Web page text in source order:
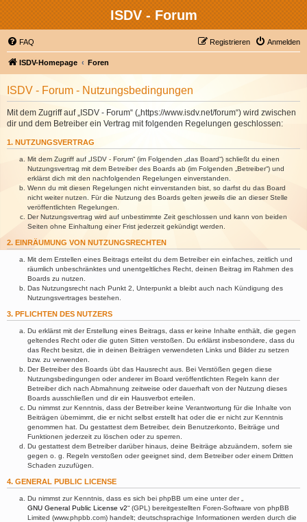
ISDV - Forum
FAQ Anmelden
Registrieren
ISDV-Homepage Foren
ISDV - Forum - Nutzungsbedingungen
Mit dem Zugriff auf „ISDV - Forum“ („https://www.isdv.net/forum“) wird zwischen
dir und dem Betreiber ein Vertrag mit folgenden Regelungen geschlossen:
1. NUTZUNGSVERTRAG
Mit dem Zugriff auf „ISDV - Forum“ (im Folgenden „das Board“) schließt du einen
Nutzungsvertrag mit dem Betreiber des Boards ab (im Folgenden „Betreiber“) und
erklärst dich mit den nachfolgenden Regelungen einverstanden.
Wenn du mit diesen Regelungen nicht einverstanden bist, so darfst du das Board
nicht weiter nutzen. Für die Nutzung des Boards gelten jeweils die an dieser Stelle
veröffentlichten Regelungen.
Der Nutzungsvertrag wird auf unbestimmte Zeit geschlossen und kann von beiden
Seiten ohne Einhaltung einer Frist jederzeit gekündigt werden.
2. EINRÄUMUNG VON NUTZUNGSRECHTEN
Mit dem Erstellen eines Beitrags erteilst du dem Betreiber ein einfaches, zeitlich und
räumlich unbeschränktes und unentgeltliches Recht, deinen Beitrag im Rahmen des
Boards zu nutzen.
Das Nutzungsrecht nach Punkt 2, Unterpunkt a bleibt auch nach Kündigung des
Nutzungsvertrages bestehen.
3. PFLICHTEN DES NUTZERS
Du erklärst mit der Erstellung eines Beitrags, dass er keine Inhalte enthält, die gegen
geltendes Recht oder die guten Sitten verstoßen. Du erklärst insbesondere, dass du
das Recht besitzt, die in deinen Beiträgen verwendeten Links und Bilder zu setzen
bzw. zu verwenden.
Der Betreiber des Boards übt das Hausrecht aus. Bei Verstößen gegen diese
Nutzungsbedingungen oder anderer im Board veröffentlichten Regeln kann der
Betreiber dich nach Abmahnung zeitweise oder dauerhaft von der Nutzung dieses
Boards ausschließen und dir ein Hausverbot erteilen.
Du nimmst zur Kenntnis, dass der Betreiber keine Verantwortung für die Inhalte von
Beiträgen übernimmt, die er nicht selbst erstellt hat oder die er nicht zur Kenntnis
genommen hat. Du gestattest dem Betreiber, dein Benutzerkonto, Beiträge und
Funktionen jederzeit zu löschen oder zu sperren.
Du gestattest dem Betreiber darüber hinaus, deine Beiträge abzuändern, sofern sie
gegen o. g. Regeln verstoßen oder geeignet sind, dem Betreiber oder einem Dritten
Schaden zuzufügen.
4. GENERAL PUBLIC LICENSE
Du nimmst zur Kenntnis, dass es sich bei phpBB um eine unter der „
GNU General Public License v2“ (GPL) bereitgestellten Foren-Software von phpBB
Limited (www.phpbb.com) handelt; deutschsprachige Informationen werden durch die